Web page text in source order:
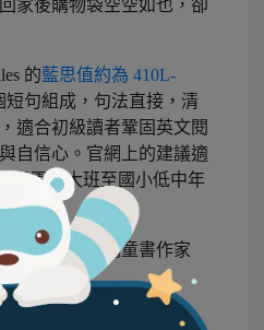
家後購物袋空空如也，卻
的藍思值約為 410L-
短句組成，句法直接，清
適合初級讀者鞏固英文閱
自信心。官網上的建議適
兒園中大班至國小低中年
梁書。
寶哥梅弟都就很喜歡